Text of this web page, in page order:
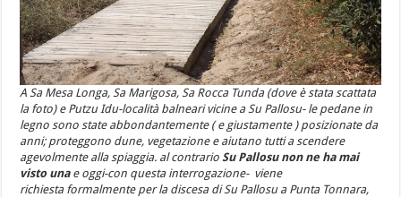
A Sa Mesa Longa, Sa Marigosa, Sa Rocca Tunda (dove è stata scattata
la foto) e Putzu Idu-località balneari vicine a Su Pallosu- le pedane in
legno sono state abbondantemente ( e giustamente ) posizionate da
anni; proteggono dune, vegetazione e aiutano tutti a scendere
agevolmente alla spiaggia. al contrario Su Pallosu non ne ha mai
visto unae oggi-con questa interrogazione- viene
richiesta formalmente per la discesa di Su Pallosu a Punta Tonnara,